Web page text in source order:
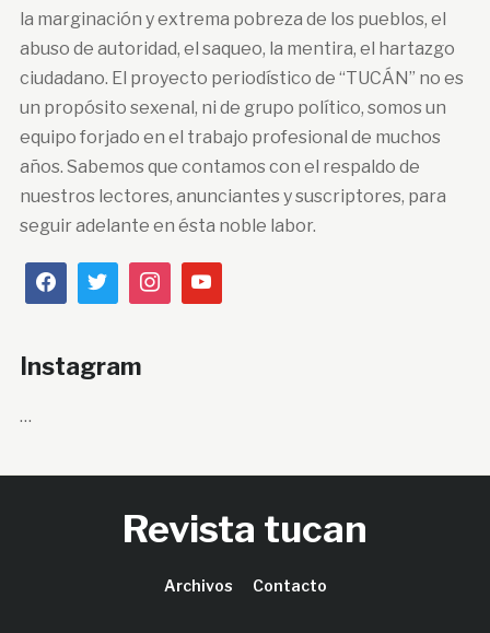
la marginación y extrema pobreza de los pueblos, el
abuso de autoridad, el saqueo, la mentira, el hartazgo
ciudadano. El proyecto periodístico de “TUCÁN” no es
un propósito sexenal, ni de grupo político, somos un
equipo forjado en el trabajo profesional de muchos
años. Sabemos que contamos con el respaldo de
nuestros lectores, anunciantes y suscriptores, para
seguir adelante en ésta noble labor.
Instagram
…
Revista tucan
Archivos Contacto